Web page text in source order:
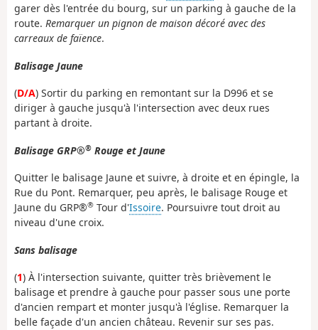
garer dès l'entrée du bourg, sur un parking à gauche de la
route. Remarquer un pignon de maison décoré avec des
carreaux de faïence.
Balisage Jaune
(D/A) Sortir du parking en remontant sur la D996 et se
diriger à gauche jusqu'à l'intersection avec deux rues
partant à droite.
Balisage GRP®® Rouge et Jaune
Quitter le balisage Jaune et suivre, à droite et en épingle, la
Rue du Pont. Remarquer, peu après, le balisage Rouge et
Jaune du GRP®® Tour d'Issoire. Poursuivre tout droit au
niveau d'une croix.
Sans balisage
(1) À l'intersection suivante, quitter très brièvement le
balisage et prendre à gauche pour passer sous une porte
d'ancien rempart et monter jusqu'à l'église. Remarquer la
belle façade d'un ancien château. Revenir sur ses pas.